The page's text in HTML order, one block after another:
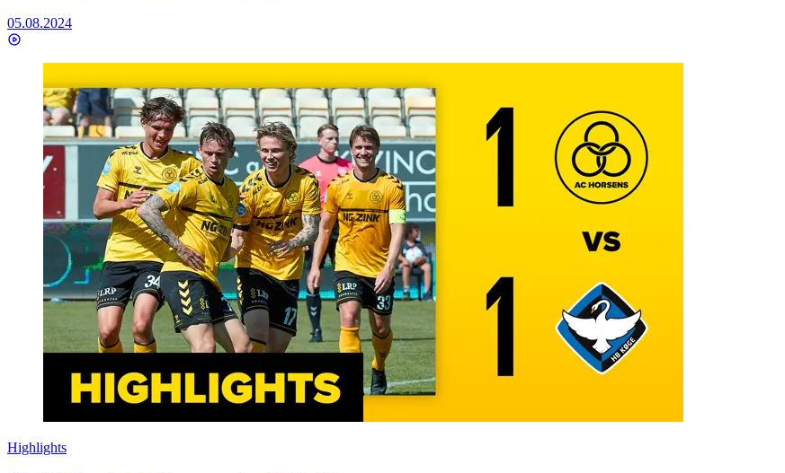
05.08.2024
Highlights